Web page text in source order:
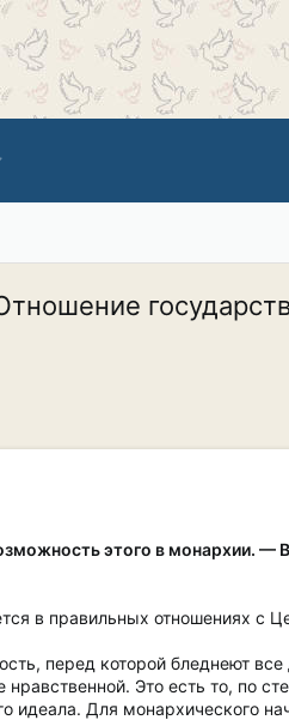
этого в монархии. —
в правильных отношениях с
перед которой бледнеют
Это есть то, по
Для монархического